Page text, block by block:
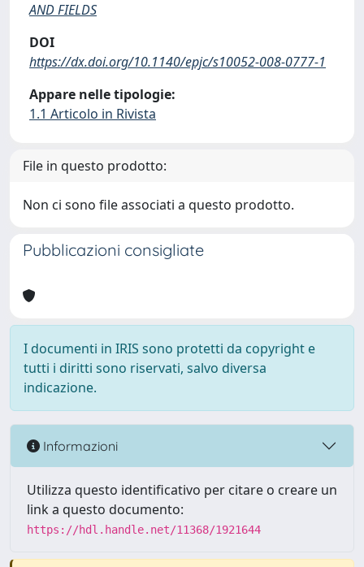
AND FIELDS
DOI
https://dx.doi.org/10.1140/epjc/s10052-008-0777-1
Appare nelle tipologie:
1.1 Articolo in Rivista
File in questo prodotto:
Non ci sono file associati a questo prodotto.
Pubblicazioni consigliate
I documenti in IRIS sono protetti da copyright e
tutti i diritti sono riservati, salvo diversa
indicazione.
Informazioni
Utilizza questo identificativo per citare o creare un
link a questo documento:
https://hdl.handle.net/11368/1921644